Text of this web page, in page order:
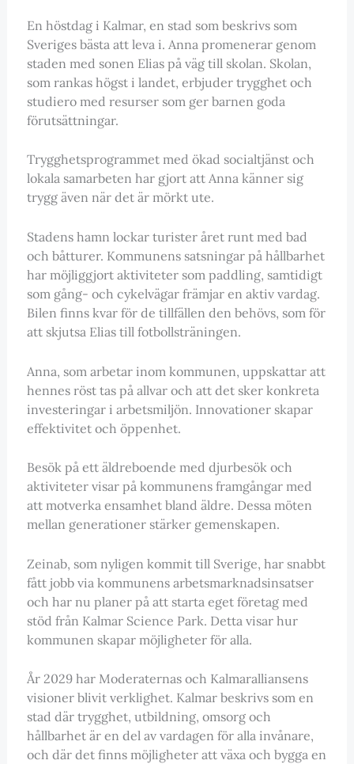
En höstdag i Kalmar, en stad som beskrivs som
Sveriges bästa att leva i. Anna promenerar genom
staden med sonen Elias på väg till skolan. Skolan,
som rankas högst i landet, erbjuder trygghet och
studiero med resurser som ger barnen goda
förutsättningar.
Trygghetsprogrammet med ökad socialtjänst och
lokala samarbeten har gjort att Anna känner sig
trygg även när det är mörkt ute.
Stadens hamn lockar turister året runt med bad
och båtturer. Kommunens satsningar på hållbarhet
har möjliggjort aktiviteter som paddling, samtidigt
som gång- och cykelvägar främjar en aktiv vardag.
Bilen finns kvar för de tillfällen den behövs, som för
att skjutsa Elias till fotbollsträningen.
Anna, som arbetar inom kommunen, uppskattar att
hennes röst tas på allvar och att det sker konkreta
investeringar i arbetsmiljön. Innovationer skapar
effektivitet och öppenhet.
Besök på ett äldreboende med djurbesök och
aktiviteter visar på kommunens framgångar med
att motverka ensamhet bland äldre. Dessa möten
mellan generationer stärker gemenskapen.
Zeinab, som nyligen kommit till Sverige, har snabbt
fått jobb via kommunens arbetsmarknadsinsatser
och har nu planer på att starta eget företag med
stöd från Kalmar Science Park. Detta visar hur
kommunen skapar möjligheter för alla.
År 2029 har Moderaternas och Kalmaralliansens
visioner blivit verklighet. Kalmar beskrivs som en
stad där trygghet, utbildning, omsorg och
hållbarhet är en del av vardagen för alla invånare,
och där det finns möjligheter att växa och bygga en